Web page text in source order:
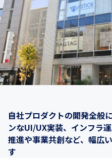
自社プロダクトの開発全般
ンなUI/UX実装、インフラ
推進や事業共創など、幅広
す